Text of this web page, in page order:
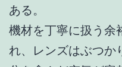
ある。
機材を丁寧に扱う余
れ、レンズはぶつか